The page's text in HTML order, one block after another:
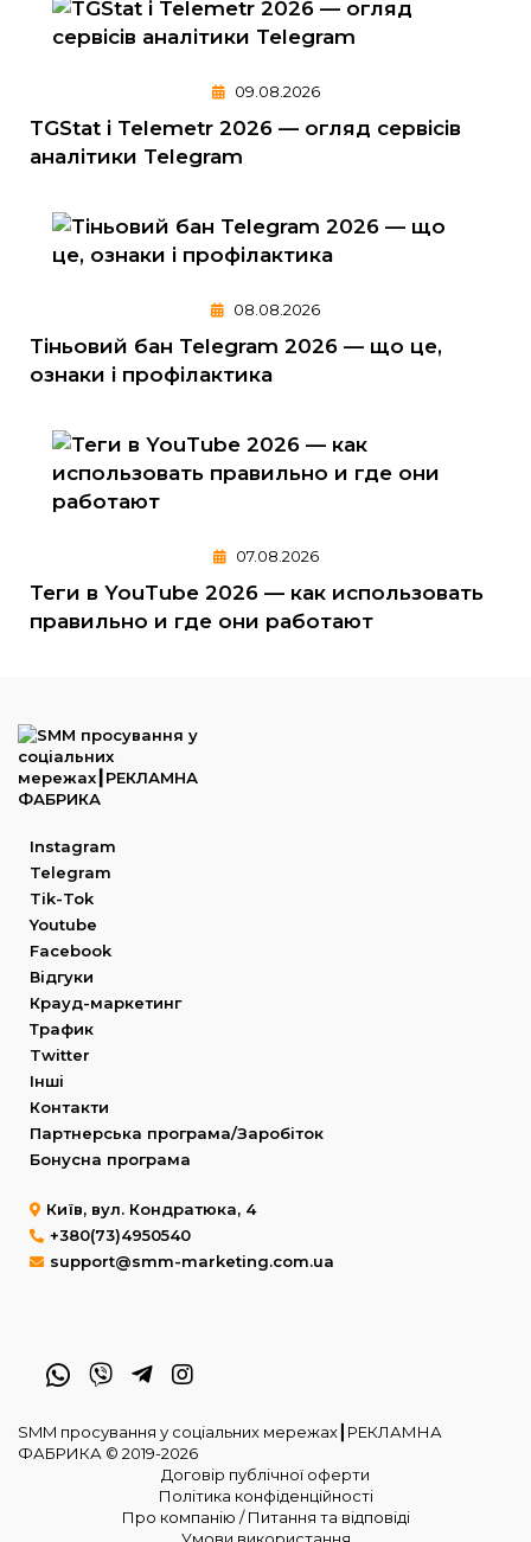
09.08.2026
TGStat і Telemetr 2026 — огляд сервісів
аналітики Telegram
08.08.2026
Тіньовий бан Telegram 2026 — що це,
ознаки і профілактика
07.08.2026
Теги в YouTube 2026 — как использовать
правильно и где они работают
Instagram
Telegram
Tik-Tok
Youtube
Facebook
Відгуки
Крауд-маркетинг
Трафик
Twitter
Інші
Контакти
Партнерська програма/Заробіток
Бонусна програма
Київ, вул. Кондратюка, 4
+380(73)4950540
support@smm-marketing.com.ua
SMM просування у соціальних мережах┃РЕКЛАМНА
ФАБРИКА © 2019-2026
Договір публічної оферти
Політика конфіденційності
Про компанію / Питання та відповіді
Умови використання